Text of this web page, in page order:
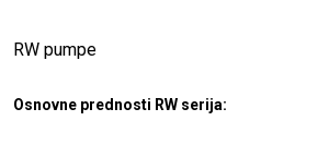
RW pumpe
Osnovne prednosti RW serija: